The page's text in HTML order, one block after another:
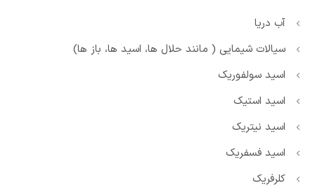
آب دریا
سیالات شیمایی ( مانند حلال ها، اسید ها، باز ها)
اسید سولفوریک
اسید استیک
اسید نیتریک
اسید فسفریک
کلرفریک